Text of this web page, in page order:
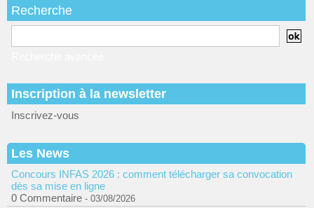
Recherche
Inscription à la newsletter
Inscrivez-vous
Les News
Concours INFAS 2026 : comment télécharger sa convocation
dès sa mise en ligne
0 Commentaire - 03/08/2026